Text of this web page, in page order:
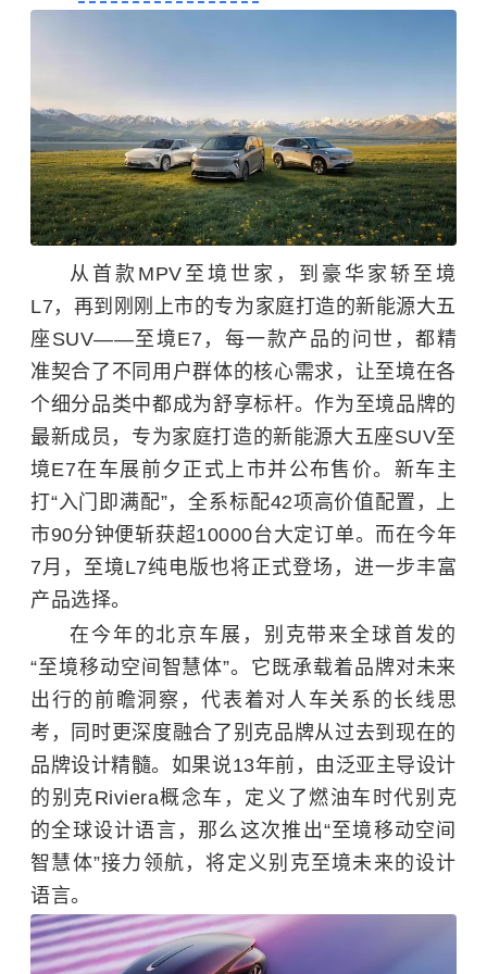
从首款MPV至境世家，到豪华家轿至境
L7，再到刚刚上市的专为家庭打造的新能源大五
座SUV——至境E7，每一款产品的问世，都精
准契合了不同用户群体的核心需求，让至境在各
个细分品类中都成为舒享标杆。作为至境品牌的
最新成员，专为家庭打造的新能源大五座SUV至
境E7在车展前夕正式上市并公布售价。新车主
打“入门即满配”，全系标配42项高价值配置，上
市90分钟便斩获超10000台大定订单。而在今年
7月，至境L7纯电版也将正式登场，进一步丰富
产品选择。
在今年的北京车展，别克带来全球首发的
“至境移动空间智慧体”。它既承载着品牌对未来
出行的前瞻洞察，代表着对人车关系的长线思
考，同时更深度融合了别克品牌从过去到现在的
品牌设计精髓。如果说13年前，由泛亚主导设计
的别克Riviera概念车，定义了燃油车时代别克
的全球设计语言，那么这次推出“至境移动空间
智慧体”接力领航，将定义别克至境未来的设计
语言。